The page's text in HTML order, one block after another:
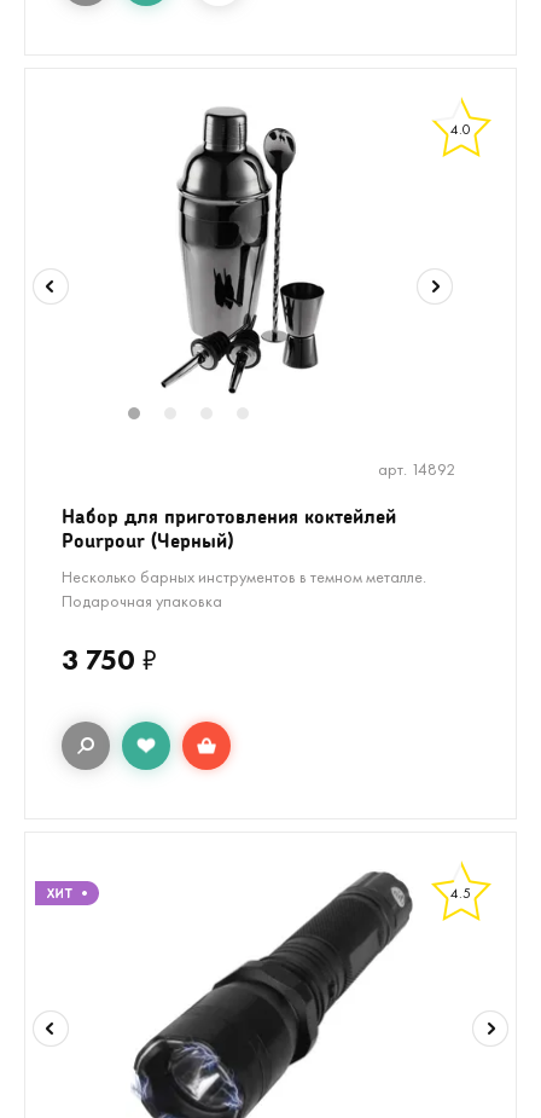
4.0
Набор для приготовления коктейлей
Pourpour (Черный)
Несколько барных инструментов в темном металле.
Подарочная упаковка
арт. 14892
3 750 ₽
4.5